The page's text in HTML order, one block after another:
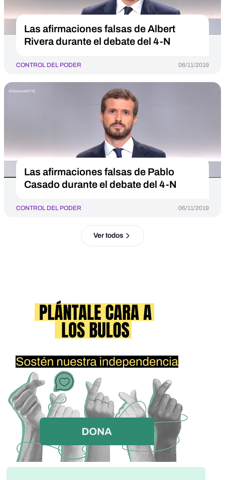
Las afirmaciones falsas de Albert
Rivera durante el debate del 4-N
CONTROL DEL PODER 06/11/2019
Las afirmaciones falsas de Pablo
Casado durante el debate del 4-N
CONTROL DEL PODER 06/11/2019
Ver todos